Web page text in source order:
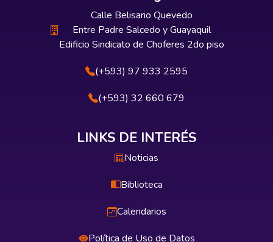
Calle Belisario Quevedo
Entre Padre Salcedo y Guayaquil
Edificio Sindicato de Choferes 2do piso
(+593) 97 933 2595
(+593) 32 660 679
LINKS DE INTERÉS
Noticias
Biblioteca
Calendarios
Política de Uso de Datos